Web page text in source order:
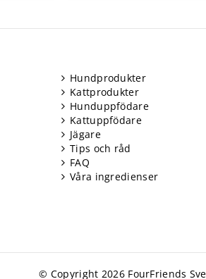
Hundprodukter
Kattprodukter
Hunduppfödare
Kattuppfödare
Jägare
Tips och råd
FAQ
Våra ingredienser
© Copyright 2026 FourFriends